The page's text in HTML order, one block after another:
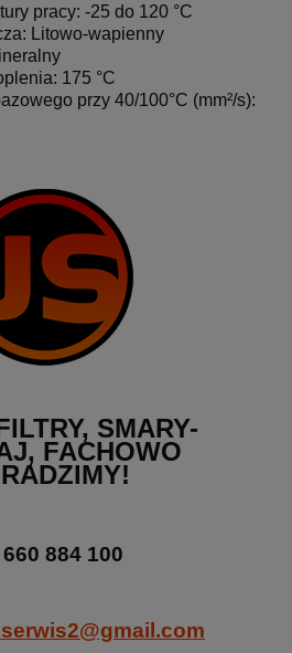
pracy: -25 do 120 °C
Litowo-wapienny
175 °C
przy 40/100°C (mm²/s):
SMARY-
FACHOWO
660 884 100